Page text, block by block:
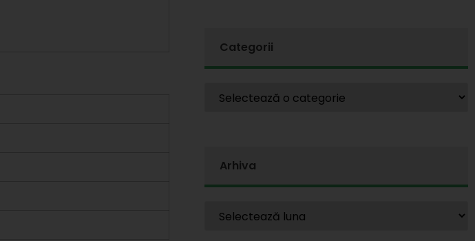
Categorii
Arhiva